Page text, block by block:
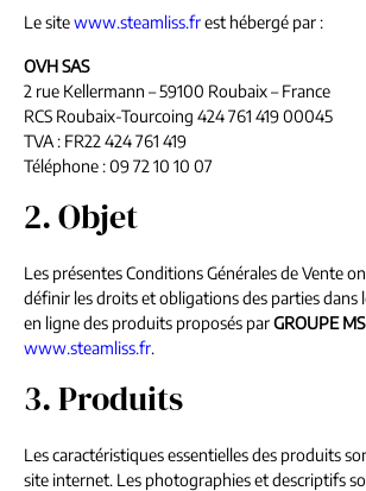
Le sitewww.steamliss.frest hébergé par :
OVH SAS
2 rue Kellermann – 59100 Roubaix – France
RCS Roubaix-Tourcoing 424 761 419 00045
TVA : FR22 424 761 419
Téléphone : 09 72 10 10 07
2. Objet
Les présentes Conditions Générales de Vente
définir les droits et obligations des parties dans
en ligne des produits proposés parGROUPE MS
www.steamliss.fr.
3. Produits
Les caractéristiques essentielles des produits
site internet. Les photographies et descriptifs